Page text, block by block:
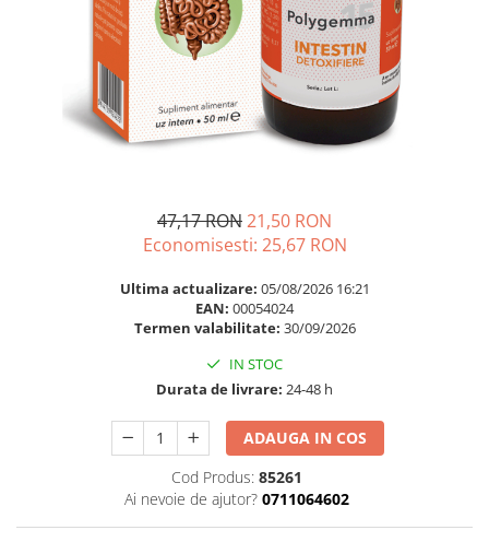
Par si unghii
Probiotice si prebiotice
Slabire si control greutate
Supliment Complexe
Supliment Vitamina B
Supliment Vitamina C
Supliment Vitamina D3
Ingrijire par
Balsam masca si tratament
Produse cu SPF Pentru Fata
Repelenti insecte
47,17 RON21,50 RON
Economisesti: 25,67 RON
Ultima actualizare: 05/08/2026 16:21
EAN: 00054024
Termen valabilitate: 30/09/2026
IN STOC
Durata de livrare: 24-48 h
ADAUGA IN COS
Cod Produs: 85261
Ai nevoie de ajutor? 0711064602